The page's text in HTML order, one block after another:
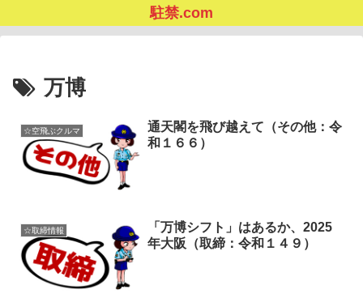
駐禁.com
万博
☆空飛ぶクルマ
通天閣を飛び越えて（その他：令
和１６６）
☆取締情報
「万博シフト」はあるか、2025
年大阪（取締：令和１４９）